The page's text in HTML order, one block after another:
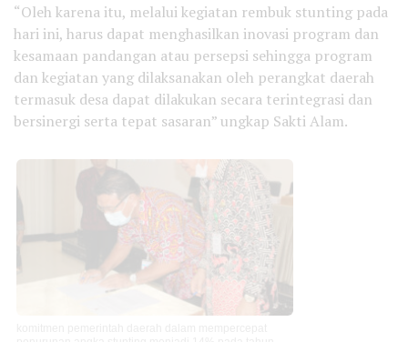
“Oleh karena itu, melalui kegiatan rembuk stunting pada
hari ini, harus dapat menghasilkan inovasi program dan
kesamaan pandangan atau persepsi sehingga program
dan kegiatan yang dilaksanakan oleh perangkat daerah
termasuk desa dapat dilakukan secara terintegrasi dan
bersinergi serta tepat sasaran” ungkap Sakti Alam.